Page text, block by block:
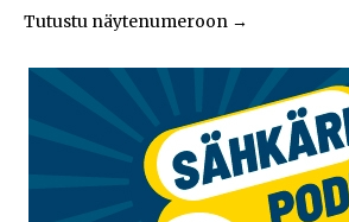
Tutustu näytenumeroon →